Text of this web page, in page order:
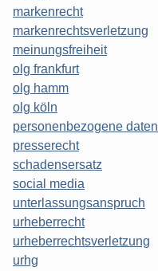
markenrecht
markenrechtsverletzung
meinungsfreiheit
olg frankfurt
olg hamm
olg köln
personenbezogene daten
presserecht
schadensersatz
social media
unterlassungsanspruch
urheberrecht
urheberrechtsverletzung
urhg